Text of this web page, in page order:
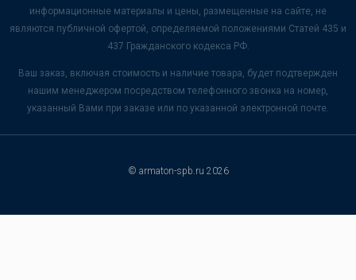
информационные материалы и цены, размещенные на сайте, не
являются публичной офертой, определяемой положениями Статей 435 и
437 Гражданского кодекса РФ.
Ваш заказ, включая стоимость и наличие товара, будет подтвержден
нашим менеджером посредством телефонного звонка на номер,
указанный Вами при заказе или по указанной электронной почте.
© armaton-spb.ru 2026